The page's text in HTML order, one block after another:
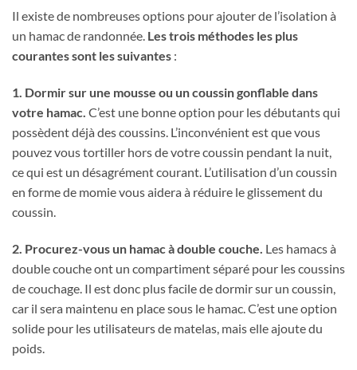
Il existe de nombreuses options pour ajouter de l’isolation à
un hamac de randonnée. Les trois méthodes les plus
courantes sont les suivantes :
1. Dormir sur une mousse ou un coussin gonflable dans
votre hamac. C’est une bonne option pour les débutants qui
possèdent déjà des coussins. L’inconvénient est que vous
pouvez vous tortiller hors de votre coussin pendant la nuit,
ce qui est un désagrément courant. L’utilisation d’un coussin
en forme de momie vous aidera à réduire le glissement du
coussin.
2. Procurez-vous un hamac à double couche. Les hamacs à
double couche ont un compartiment séparé pour les coussins
de couchage. Il est donc plus facile de dormir sur un coussin,
car il sera maintenu en place sous le hamac. C’est une option
solide pour les utilisateurs de matelas, mais elle ajoute du
poids.